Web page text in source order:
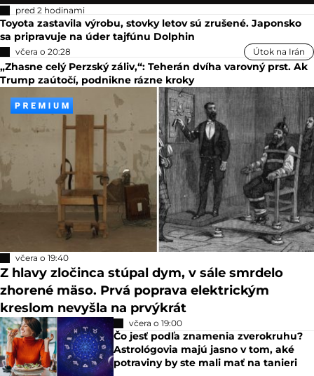
pred 2 hodinami
Toyota zastavila výrobu, stovky letov sú zrušené. Japonsko
sa pripravuje na úder tajfúnu Dolphin
včera o 20:28 Útok na Irán
„Zhasne celý Perzský záliv,“: Teherán dvíha varovný prst. Ak
Trump zaútočí, podnikne rázne kroky
včera o 19:40
Z hlavy zločinca stúpal dym, v sále smrdelo
zhorené mäso. Prvá poprava elektrickým
kreslom nevyšla na prvýkrát
včera o 19:00
Čo jesť podľa znamenia zverokruhu?
Astrológovia majú jasno v tom, aké
potraviny by ste mali mať na tanieri